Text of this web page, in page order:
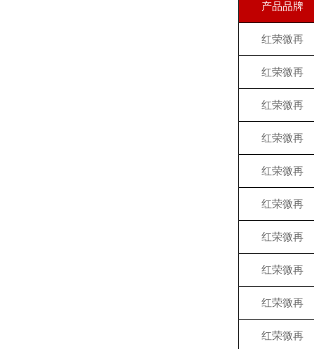
产品品牌
红荣微再
红荣微再
红荣微再
红荣微再
红荣微再
红荣微再
红荣微再
红荣微再
红荣微再
红荣微再